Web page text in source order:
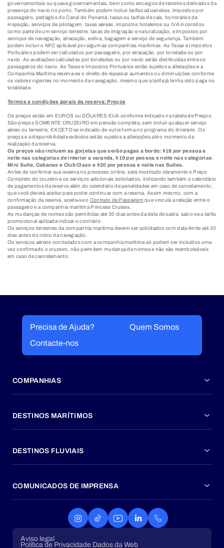
governamentais ou quase governamentais, bem como encargos de terceiros derivados da
presença do navio no porto. Também podem incluir tarifas aduaneiras, impostos por
passageiro, pedágios do Canal do Panamá, taxas ou tarifas de cais, honorários de
inspeção, serviços de pilotagem, taxas aéreas, impostos hoteleiros ou IVA incorridos
como parte de um serviço terrestre, taxas de imigração e naturalização, e impostos por
serviços de navegação, atracação, estiva, bagagem e serviço de segurança. Também
podem incluir o NFC aplicável por algumas companhias marítimas. As Taxas e Impostos
Portuários podem ser calculados por passageiro, por atracação, por tonelada ou por
navio. As avaliações calculadas por toneladas ou por navio serão distribuídas entre os
passageiros do navio. As Taxas e Impostos Portuários estão sujeitos a alterações e a
Companhia Marítima reserva-se o direito de repassar aumentos ou diminuições conforme
os valores vigentes no momento da navegação, mesmo que a tarifa já tenha sido paga na
totalidade.
Termos e condições gerais da reserva: Preços
Os preços estão em EUROS ou DÓLARES EUA conforme indicado na tabela de Preços.
São preços SOMENTE CRUZEIRO em pensão completa, sem incluir qualquer serviço
aéreo ou terrestre, EXCETO se indicado de outra forma no programa do itinerário. Os
preços e a disponibilidade exibidos estão sujeitos a alterações até o momento da
realização da reserva.
Os preços não incluem as gorjetas que serão pagas a bordo: $18 por pessoa e
noite nas categorias de interior a varanda, $19 por pessoa e noite nas categorias
Mini Suíte, Cabanas e Club Class e $20 por pessoa e noite nas Suítes.
Antes de confirmar sua reserva no processo online, será mostrado claramente o Preço
Completo do cruzeiro e os serviços adicionais solicitados, indicando também o calendário
de pagamentos da reserva além do calendário de penalidades em caso de cancelamento,
que você deverá aceitar para poder continuar com a reserva. Assim mesmo, com a
confirmação da reserva, aceita-se o Contrato de Passagem que vincula a relação entre o
passageiro e a companhia marítima Princess Cruises.
As mudanças de nomes são permitidas até 30 dias antes da data de saída, salvo se a tarifa
promocional aplicada indicar o contrário.
Os serviços terrestres da companhia marítima devem ser solicitados com data limite até 20
dias antes do início da navegação.
Os serviços aéreos contratados com a companhia marítima só podem ser incluídos uma
vez confirmado o cruzeiro, não permitem mudança de nomes e não são reembolsáveis
em caso de cancelamento.
Precisa de Ajuda?
Quem Somos
Contacte-nos
COMPANHIAS
DESTINOS MARÍTIMOS
DESTINOS FLUVIAIS
COMUNICADOS DE IMPRENSA
Aviso legal
Política de Privacidade Dados da Web